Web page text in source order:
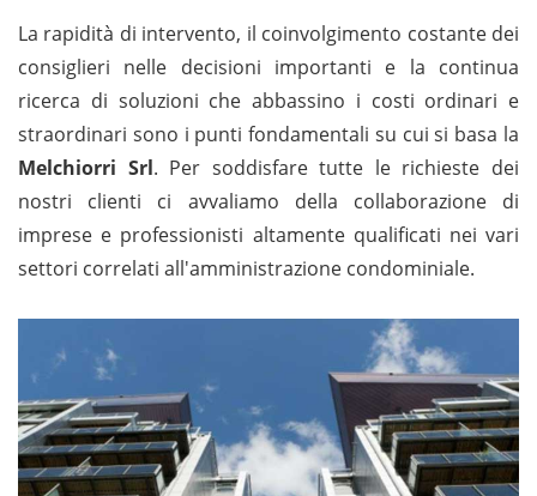
La rapidità di intervento, il coinvolgimento costante dei
consiglieri nelle decisioni importanti e la continua
ricerca di soluzioni che abbassino i costi ordinari e
straordinari sono i punti fondamentali su cui si basa la
Melchiorri Srl. Per soddisfare tutte le richieste dei
nostri clienti ci avvaliamo della collaborazione di
imprese e professionisti altamente qualificati nei vari
settori correlati all'amministrazione condominiale.